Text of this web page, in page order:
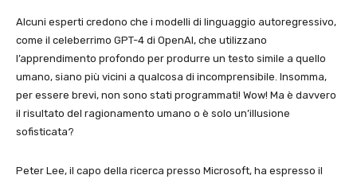
Alcuni esperti credono che i modelli di linguaggio autoregressivo,
come il celeberrimo GPT-4 di OpenAI, che utilizzano
l’apprendimento profondo per produrre un testo simile a quello
umano, siano più vicini a qualcosa di incomprensibile. Insomma,
per essere brevi, non sono stati programmati! Wow! Ma è davvero
il risultato del ragionamento umano o è solo un’illusione
sofisticata?
Peter Lee, il capo della ricerca presso Microsoft, ha espresso il